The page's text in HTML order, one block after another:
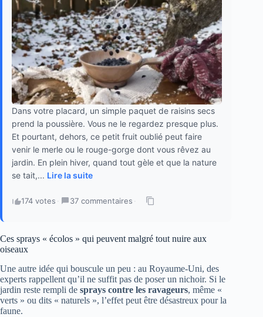
Dans votre placard, un simple paquet de raisins secs
prend la poussière. Vous ne le regardez presque plus.
Et pourtant, dehors, ce petit fruit oublié peut faire
venir le merle ou le rouge-gorge dont vous rêvez au
jardin. En plein hiver, quand tout gèle et que la nature
se tait,... Lire la suite
174 votes · 37 commentaires ·
Ces sprays « écolos » qui peuvent malgré tout nuire aux
oiseaux
Une autre idée qui bouscule un peu : au Royaume-Uni, des
experts rappellent qu’il ne suffit pas de poser un nichoir. Si le
jardin reste rempli de sprays contre les ravageurs, même «
verts » ou dits « naturels », l’effet peut être désastreux pour la
faune.